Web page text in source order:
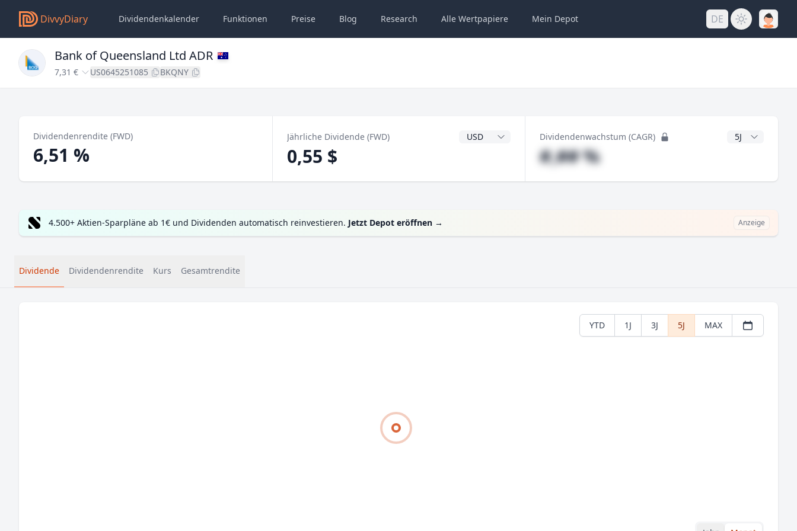
DivvyDiary Dividendenkalender Funktionen Preise Blog Research Alle Wertpapiere Mein Depot DE
Bank of Queensland Ltd ADR
7,31 € US0645251085 BKQNY
Dividendenrendite (FWD)
6,51 %
Jährliche Dividende (FWD) Dividendenwährung
0,55 $
Dividendenwachstum (CAGR) CAGR Jahre
#,## %
4.500+ Aktien-Sparpläne ab 1€ und Dividenden automatisch reinvestieren. Jetzt Depot eröffnen → Anzeige
Dividende Dividendenrendite Kurs Gesamtrendite
YTD 1J 3J 5J MAX